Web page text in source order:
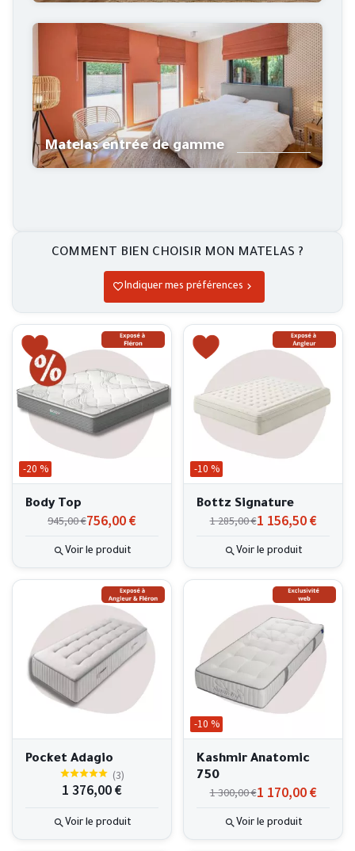
Matelas entrée de gamme
COMMENT BIEN CHOISIR MON MATELAS ?
Indiquer mes préférences
-20 %
Body Top
756,00 €
945,00 €
Voir le produit
-10 %
Bottz Signature
1 156,50 €
1 285,00 €
Voir le produit
Pocket Adagio
(3)
1 376,00 €
Voir le produit
-10 %
Kashmir Anatomic
750
1 170,00 €
1 300,00 €
Voir le produit